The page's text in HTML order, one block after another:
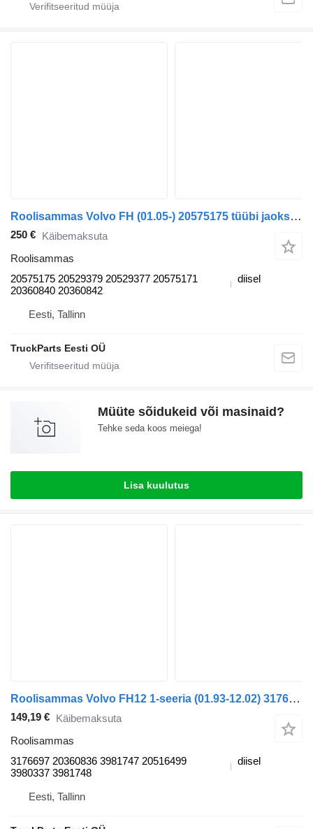
Roolisammas Volvo FH (01.05-) 20575175 tüübi jaoks sadulveoki Volvo FH12, FH16, NH12, FH, VNL780 (1993-2014)
250 € Käibemaksuta
Roolisammas
20575175 20529379 20529377 20575171
20360840 20360842
diisel
Eesti, Tallinn
TruckParts Eesti OÜ
Müüte sõidukeid või masinaid?
Tehke seda koos meiega!
Lisa kuulutus
Roolisammas Volvo FH12 1-seeria (01.93-12.02) 3176697 tüübi jaoks sadulveoki Volvo FH12, FH16, NH12, FH, VNL780 (1993-2014)
149,19 € Käibemaksuta
Roolisammas
3176697 20360836 3981747 20516499
3980337 3981748
diisel
Eesti, Tallinn